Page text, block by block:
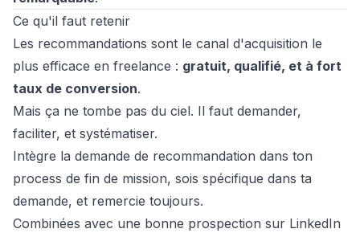
Ce qu'il faut retenir
Les recommandations sont le canal d'acquisition le
plus efficace en freelance : gratuit, qualifié, et à fort
taux de conversion.
Mais ça ne tombe pas du ciel. Il faut demander,
faciliter, et systématiser.
Intègre la demande de recommandation dans ton
process de fin de mission, sois spécifique dans ta
demande, et remercie toujours.
Combinées avec une bonne prospection sur LinkedIn